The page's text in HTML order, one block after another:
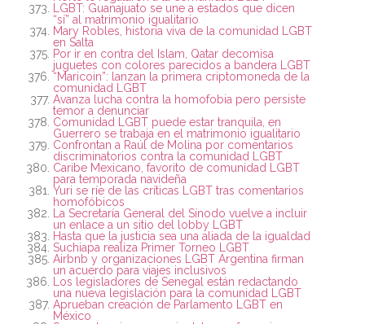
LGBT: Guanajuato se une a estados que dicen
“sí” al matrimonio igualitario
Mary Robles, historia viva de la comunidad LGBT
en Salta
Por ir en contra del Islam, Qatar decomisa
juguetes con colores parecidos a bandera LGBT
“Maricoin”: lanzan la primera criptomoneda de la
comunidad LGBT
Avanza lucha contra la homofobia pero persiste
temor a denunciar
Comunidad LGBT puede estar tranquila, en
Guerrero se trabaja en el matrimonio igualitario
Confrontan a Raúl de Molina por comentarios
discriminatorios contra la comunidad LGBT
Caribe Mexicano, favorito de comunidad LGBT
para temporada navideña
Yuri se ríe de las críticas LGBT tras comentarios
homofóbicos
La Secretaría General del Sínodo vuelve a incluir
un enlace a un sitio del lobby LGBT
Hasta que la justicia sea una aliada de la igualdad
Suchiapa realiza Primer Torneo LGBT
Airbnb y organizaciones LGBT Argentina firman
un acuerdo para viajes inclusivos
Los legisladores de Senegal están redactando
una nueva legislación para la comunidad LGBT
Aprueban creación de Parlamento LGBT en
México